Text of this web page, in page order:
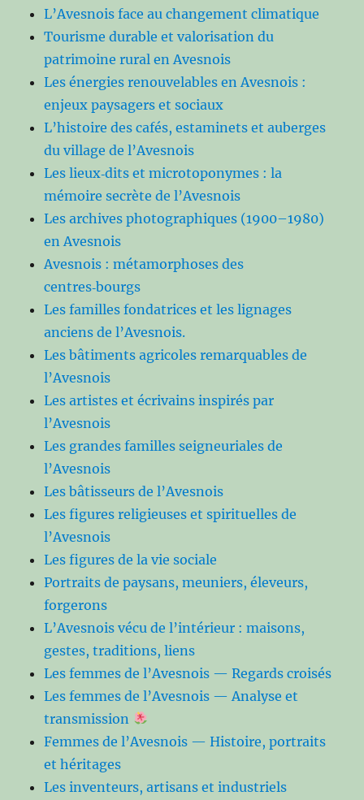
L’Avesnois face au changement climatique
Tourisme durable et valorisation du
patrimoine rural en Avesnois
Les énergies renouvelables en Avesnois :
enjeux paysagers et sociaux
L’histoire des cafés, estaminets et auberges
du village de l’Avesnois
Les lieux‑dits et microtoponymes : la
mémoire secrète de l’Avesnois
Les archives photographiques (1900–1980)
en Avesnois
Avesnois : métamorphoses des
centres‑bourgs
Les familles fondatrices et les lignages
anciens de l’Avesnois.
Les bâtiments agricoles remarquables de
l’Avesnois
Les artistes et écrivains inspirés par
l’Avesnois
Les grandes familles seigneuriales de
l’Avesnois
Les bâtisseurs de l’Avesnois
Les figures religieuses et spirituelles de
l’Avesnois
Les figures de la vie sociale
Portraits de paysans, meuniers, éleveurs,
forgerons
L’Avesnois vécu de l’intérieur : maisons,
gestes, traditions, liens
Les femmes de l’Avesnois — Regards croisés
Les femmes de l’Avesnois — Analyse et
transmission
Femmes de l’Avesnois — Histoire, portraits
et héritages
Les inventeurs, artisans et industriels